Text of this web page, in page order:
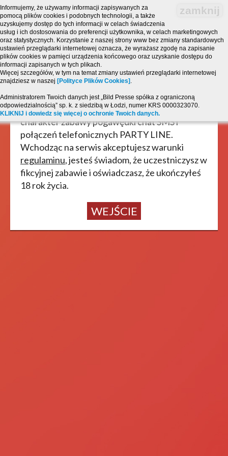
zamknij
Informujemy, że używamy informacji zapisywanych za
pomocą plików cookies i podobnych technologii, a także
uzyskujemy dostęp do tych informacji w celach świadczenia
usług i ich dostosowania do preferencji użytkownika, w celach marketingowych
oraz statystycznych. Korzystanie z naszej strony www bez zmiany standardowych
ustawień przeglądarki internetowej oznacza, że wyrażasz zgodę na zapisanie
plików cookies w pamięci urządzenia końcowego oraz uzyskanie dostępu do
informacji zapisanych w tych plikach.
Więcej szczegółów, w tym na temat zmiany ustawień przeglądarki internetowej
znajdziesz w naszej [Polityce Plików Cookies] .
Administratorem Twoich danych jest „Bild Presse spółka z ograniczoną
odpowiedzialnością” sp. k. z siedzibą w Łodzi, numer KRS 0000323070.
KLIKNIJ i dowiedz się więcej o ochronie Twoich danych.
Strona zawiera treści o charakterze
erotycznym i jest przeznaczona dla osób, które
ukończyły 18 lat! Powyższy serwis ma
charakter zabawy pogawędki chat SMS i
połączeń telefonicznych PARTY LINE.
Wchodząc na serwis akceptujesz warunki
regulaminu, jesteś świadom, że uczestniczysz w
fikcyjnej zabawie i oświadczasz, że ukończyłeś
18 rok życia.
WEJŚCIE